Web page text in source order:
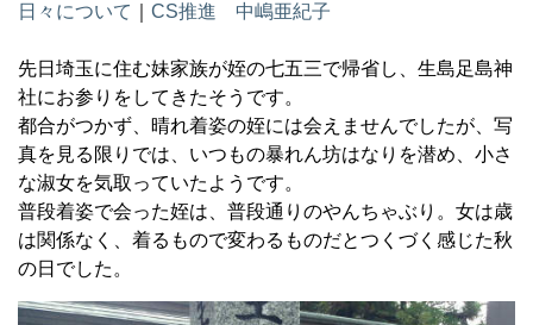
日々について
CS推進 中嶋亜紀子
先日埼玉に住む妹家族が姪の七五三で帰省し、生島足島神
社にお参りをしてきたそうです。
都合がつかず、晴れ着姿の姪には会えませんでしたが、写
真を見る限りでは、いつもの暴れん坊はなりを潜め、小さ
な淑女を気取っていたようです。
普段着姿で会った姪は、普段通りのやんちゃぶり。女は歳
は関係なく、着るもので変わるものだとつくづく感じた秋
の日でした。